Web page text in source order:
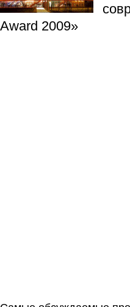
Award 2009»